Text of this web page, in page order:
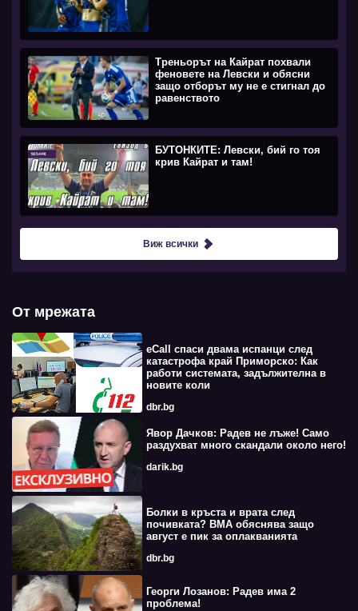
Треньорът на Кайрат похвали
феновете на Левски и обясни
защо отборът му не е стигнал до
равенството
БУТОНКИТЕ: Левски, бий го тоя
крив Кайрат и там!
Виж всички
От мрежата
eCall спаси двама испанци след
катастрофа край Приморско: Как
работи системата, задължителна в
новите коли
dbr.bg
Явор Дачков: Радев не лъже! Само
раздухват много скандали около него!
darik.bg
Болки в кръста и врата след
почивката? ВМА обяснява защо
август е пик за оплакванията
dbr.bg
Георги Лозанов: Радев има 2
проблема!